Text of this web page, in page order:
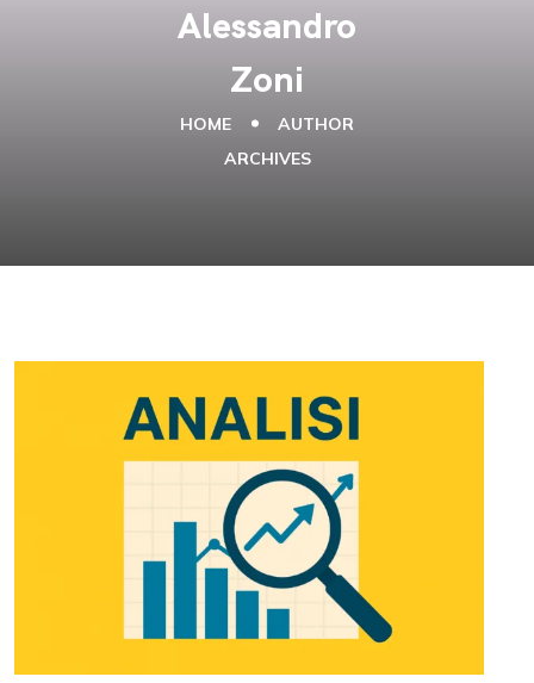
Alessandro
Zoni
HOME
AUTHOR
ARCHIVES